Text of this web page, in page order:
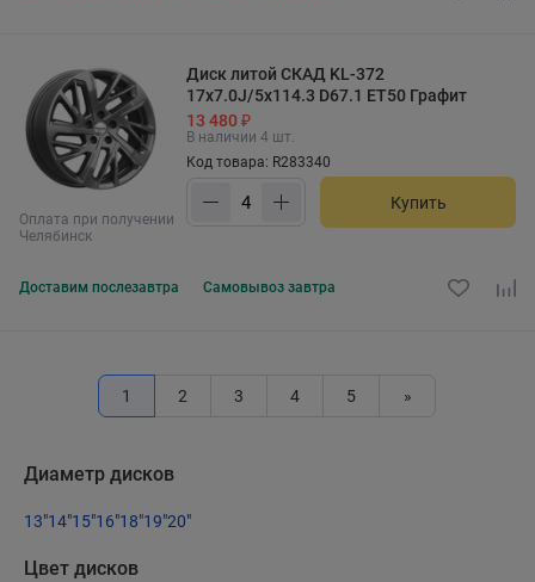
Оплата при получении
Челябинск
Диск литой СКАД KL-372
17x7.0J/5x114.3 D67.1 ET50 Графит
13 480 ₽
В наличии 4 шт.
Код товара: R283340
Купить
Доставим послезавтра Самовывоз завтра
1 2 3 4 5 »
Диаметр дисков
13"14"15"16"18"19"20"
Цвет дисков